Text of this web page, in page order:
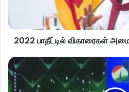
2022 பாதீட்டில் விகாரைகள்